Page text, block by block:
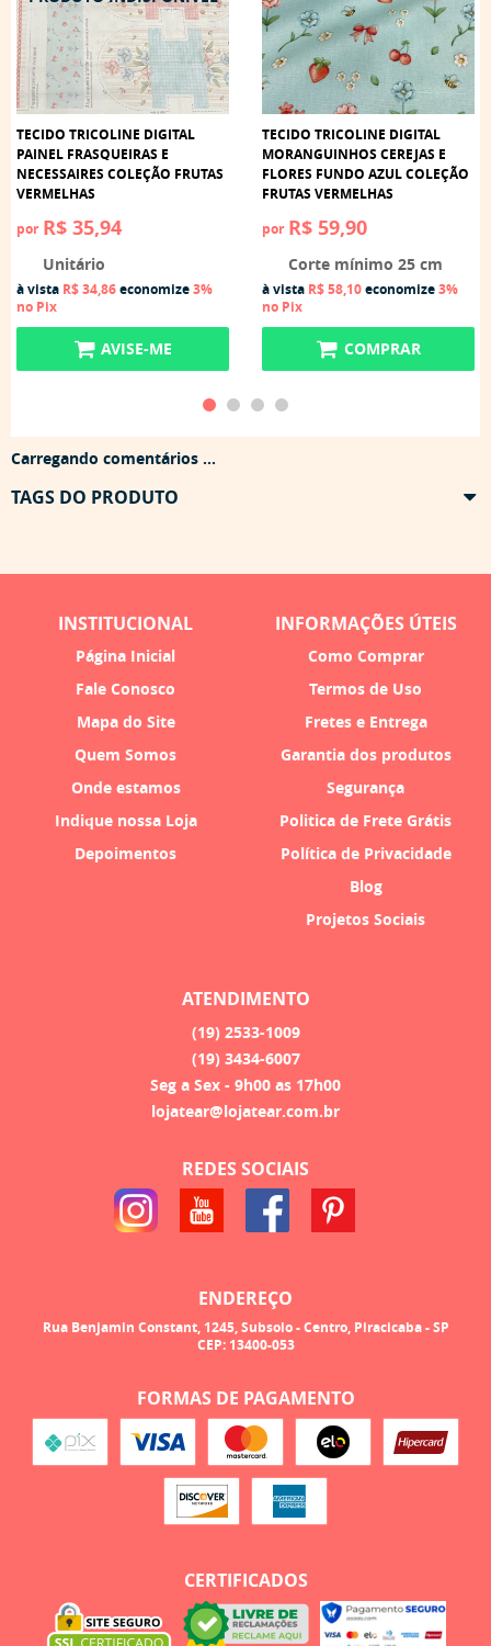
TECIDO TRICOLINE DIGITAL
PAINEL FRASQUEIRAS E
NECESSAIRES COLEÇÃO FRUTAS
VERMELHAS
por R$ 35,94
Unitário
à vista R$ 34,86economize3%
no Pix
AVISE-ME
TECIDO TRICOLINE DIGITAL
MORANGUINHOS CEREJAS E
FLORES FUNDO AZUL COLEÇÃO
FRUTAS VERMELHAS
por R$ 59,90
Corte mínimo 25 cm
à vista R$ 58,10economize3%
no Pix
COMPRAR
Carregando comentários ...
TAGS DO PRODUTO
INSTITUCIONAL
Página Inicial
Fale Conosco
Mapa do Site
Quem Somos
Onde estamos
Indique nossa Loja
Depoimentos
INFORMAÇÕES ÚTEIS
Como Comprar
Termos de Uso
Fretes e Entrega
Garantia dos produtos
Segurança
Politica de Frete Grátis
Política de Privacidade
Blog
Projetos Sociais
ATENDIMENTO
(19) 2533-1009
(19) 3434-6007
Seg a Sex - 9h00 as 17h00
lojatear@lojatear.com.br
REDES SOCIAIS
ENDEREÇO
Rua Benjamin Constant, 1245, Subsolo-Centro, Piracicaba-SP
CEP: 13400-053
FORMAS DE PAGAMENTO
CERTIFICADOS